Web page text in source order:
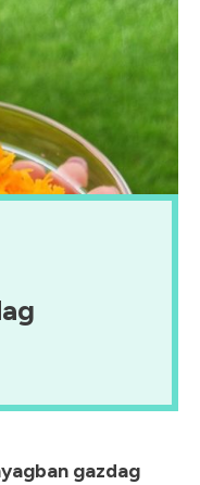
gazdag